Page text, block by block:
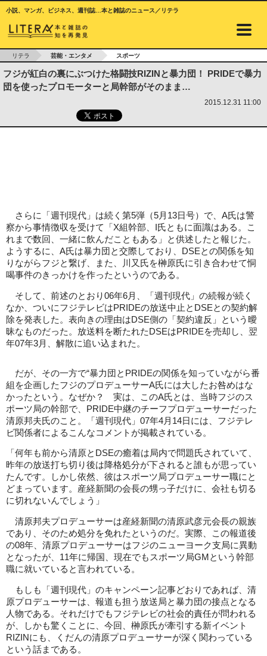
小説、マンガ、ビジネス、週刊誌…本と雑誌のニュース／リテラ
リテラ 芸能・エンタメ スポーツ
フジが紅白の裏にぶつけた格闘技RIZINと暴力団！ PRIDEで暴力
団を使ったプロモーターと局幹部がそのまま…
2015.12.31 11:00
さらに「週刊現代」は続く第5弾（5月13日号）で、A氏は警
察から事情徴収を受けて「X組幹部、I氏ともに面識はある。こ
れまで数回、一緒に飲んだこともある」と供述したと報じた。
ようするに、A氏は暴力団と交際しており、DSEとの関係を知
りながらフジと繋げ、また、川又氏を榊原氏に引き合わせて恫
喝事件のきっかけを作ったというのである。
そして、前述のとおり06年6月、「週刊現代」の続報が続く
なか、ついにフジテレビはPRIDEの放送中止とDSEとの契約解
除を発表した。表向きの理由はDSE側の「契約違反」という曖
昧なものだった。放送料を断たれたDSEはPRIDEを売却し、翌
年07年3月、解散に追い込まれた。
だが、その一方で“暴力団とPRIDEの関係を知っていながら番
組を企画したフジのプロデューサーA氏には大したお咎めはな
かったという。なぜか？ 実は、このA氏とは、当時フジのス
ポーツ局の幹部で、PRIDE中継のチーフプロデューサーだった
清原邦夫氏のこと。「週刊現代」07年4月14日には、フジテレ
ビ関係者によるこんなコメントが掲載されている。
「何年も前から清原とDSEの癒着は局内で問題氏されていて、
昨年の放送打ち切り後は降格処分が下されると誰もが思ってい
たんです。しかし依然、彼はスポーツ局プロデューサー職にと
どまっています。産経新聞の会長の甥っ子だけに、会社も切る
に切れないんでしょう」
清原邦夫プロデューサーは産経新聞の清原武彦元会長の親族
であり、そのため処分を免れたというのだ。実際、この報道後
の08年、清原プロデューサーはフジのニューヨーク支局に異動
となったが、11年に帰国、現在でもスポーツ局GMという幹部
職に就いていると言われている。
もしも「週刊現代」のキャンペーン記事どおりであれば、清
原プロデューサーは、報道も担う放送局と暴力団の接点となる
人物である。それだけでもフジテレビの社会的責任が問われる
が、しかも驚くことに、今回、榊原氏が牽引する新イベント
RIZINにも、くだんの清原プロデューサーが深く関わっている
という話まである。